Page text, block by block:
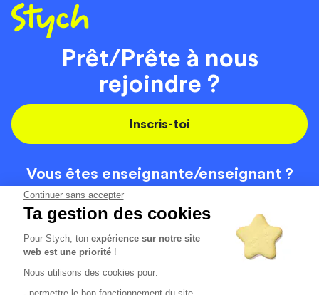
Continuer sans accepter
Ta gestion des cookies
Pour Stych, tonexpérience sur notre site
web est une priorité !
Nous utilisons des cookies pour:
- permettre le bon fonctionnement du site
Prêt/Prête à nous
rejoindre ?
Inscris-toi
Vous êtes enseignante/enseignant ?
On recrute
Code de la route
Contact